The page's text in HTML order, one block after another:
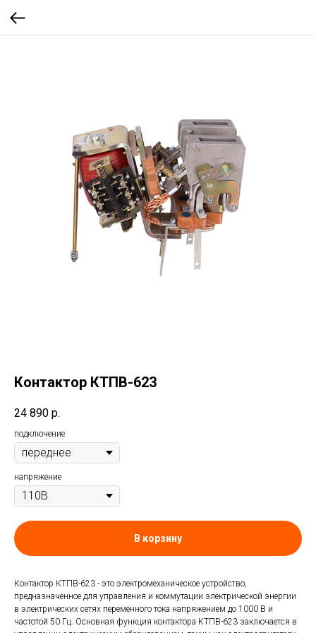
Контактор КТПВ-623
24 890 р.
подключение
напряжение
В корзину
Контактор КТПВ-623 - это электромеханическое устройство,
предназначенное для управления и коммутации электрической энергии
в электрических сетях переменного тока напряжением до 1000 В и
частотой 50 Гц. Основная функция контактора КТПВ-623 заключается в